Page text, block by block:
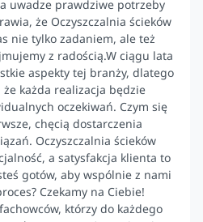
uwadze prawdziwe potrzeby
że Oczyszczalnia ścieków
nie tylko zadaniem, ale też
z radością.W ciągu lata
aspekty tej branży, dlatego
każda realizacja będzie
oczekiwań. Czym się
chęcią dostarczenia
Oczyszczalnia ścieków
a satysfakcja klienta to
gotów, aby wspólnie z nami
Czekamy na Ciebie!
którzy do każdego